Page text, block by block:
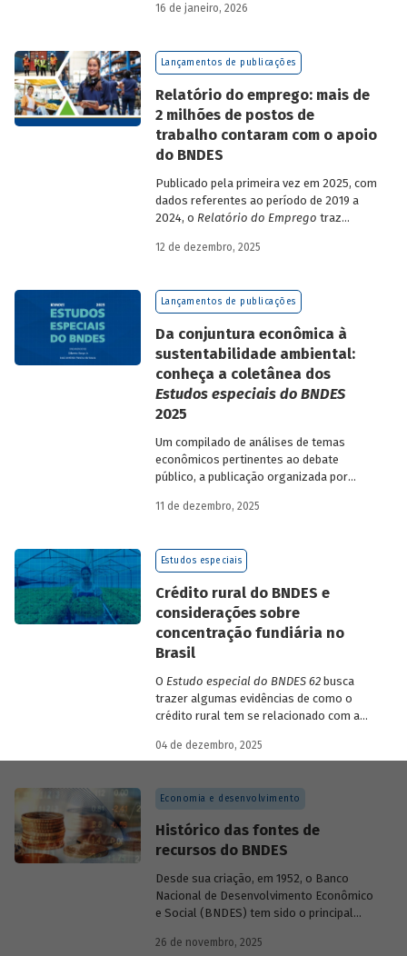
analisa a estratégia de diversificação das
diante dos atuais desafios de
sustentabilidade social, ambiental e
16 de janeiro, 2026
Lançamentos de publicações
Relatório do emprego: mais de
2 milhões de postos de
trabalho contaram com o apoio
do BNDES
Publicado pela primeira vez em 2025, com
dados referentes ao período de 2019 a
2024, o Relatório do Emprego traz
atuação do Banco sobre o mercado de
empregos da economia.
12 de dezembro, 2025
Lançamentos de publicações
Da conjuntura econômica à
sustentabilidade ambiental:
conheça a coletânea dos
Estudos especiais do BNDES
2025
Um compilado de análises de temas
econômicos pertinentes ao debate
público, a publicação organizada por
Souza, economistas do BNDES, reúne 25
BNDESdivulgados ao longo de 2025.
11 de dezembro, 2025
Estudos especiais
Crédito rural do BNDES e
considerações sobre
concentração fundiária no
Brasil
O Estudo especial do BNDES 62busca
trazer algumas evidências de como o
crédito rural tem se relacionado com a
papel desempenhado pelo BNDES.
04 de dezembro, 2025
Economia e desenvolvimento
Histórico das fontes de
recursos do BNDES
Desde sua criação, em 1952, o Banco
Nacional de Desenvolvimento Econômico
e Social (BNDES) tem sido o principal
brasileiro, ocupando um espaço central
26 de novembro, 2025